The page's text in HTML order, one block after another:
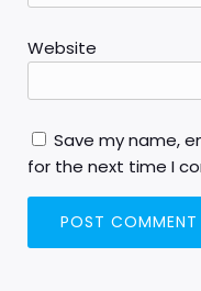
Website
Save my name,
for the next time I